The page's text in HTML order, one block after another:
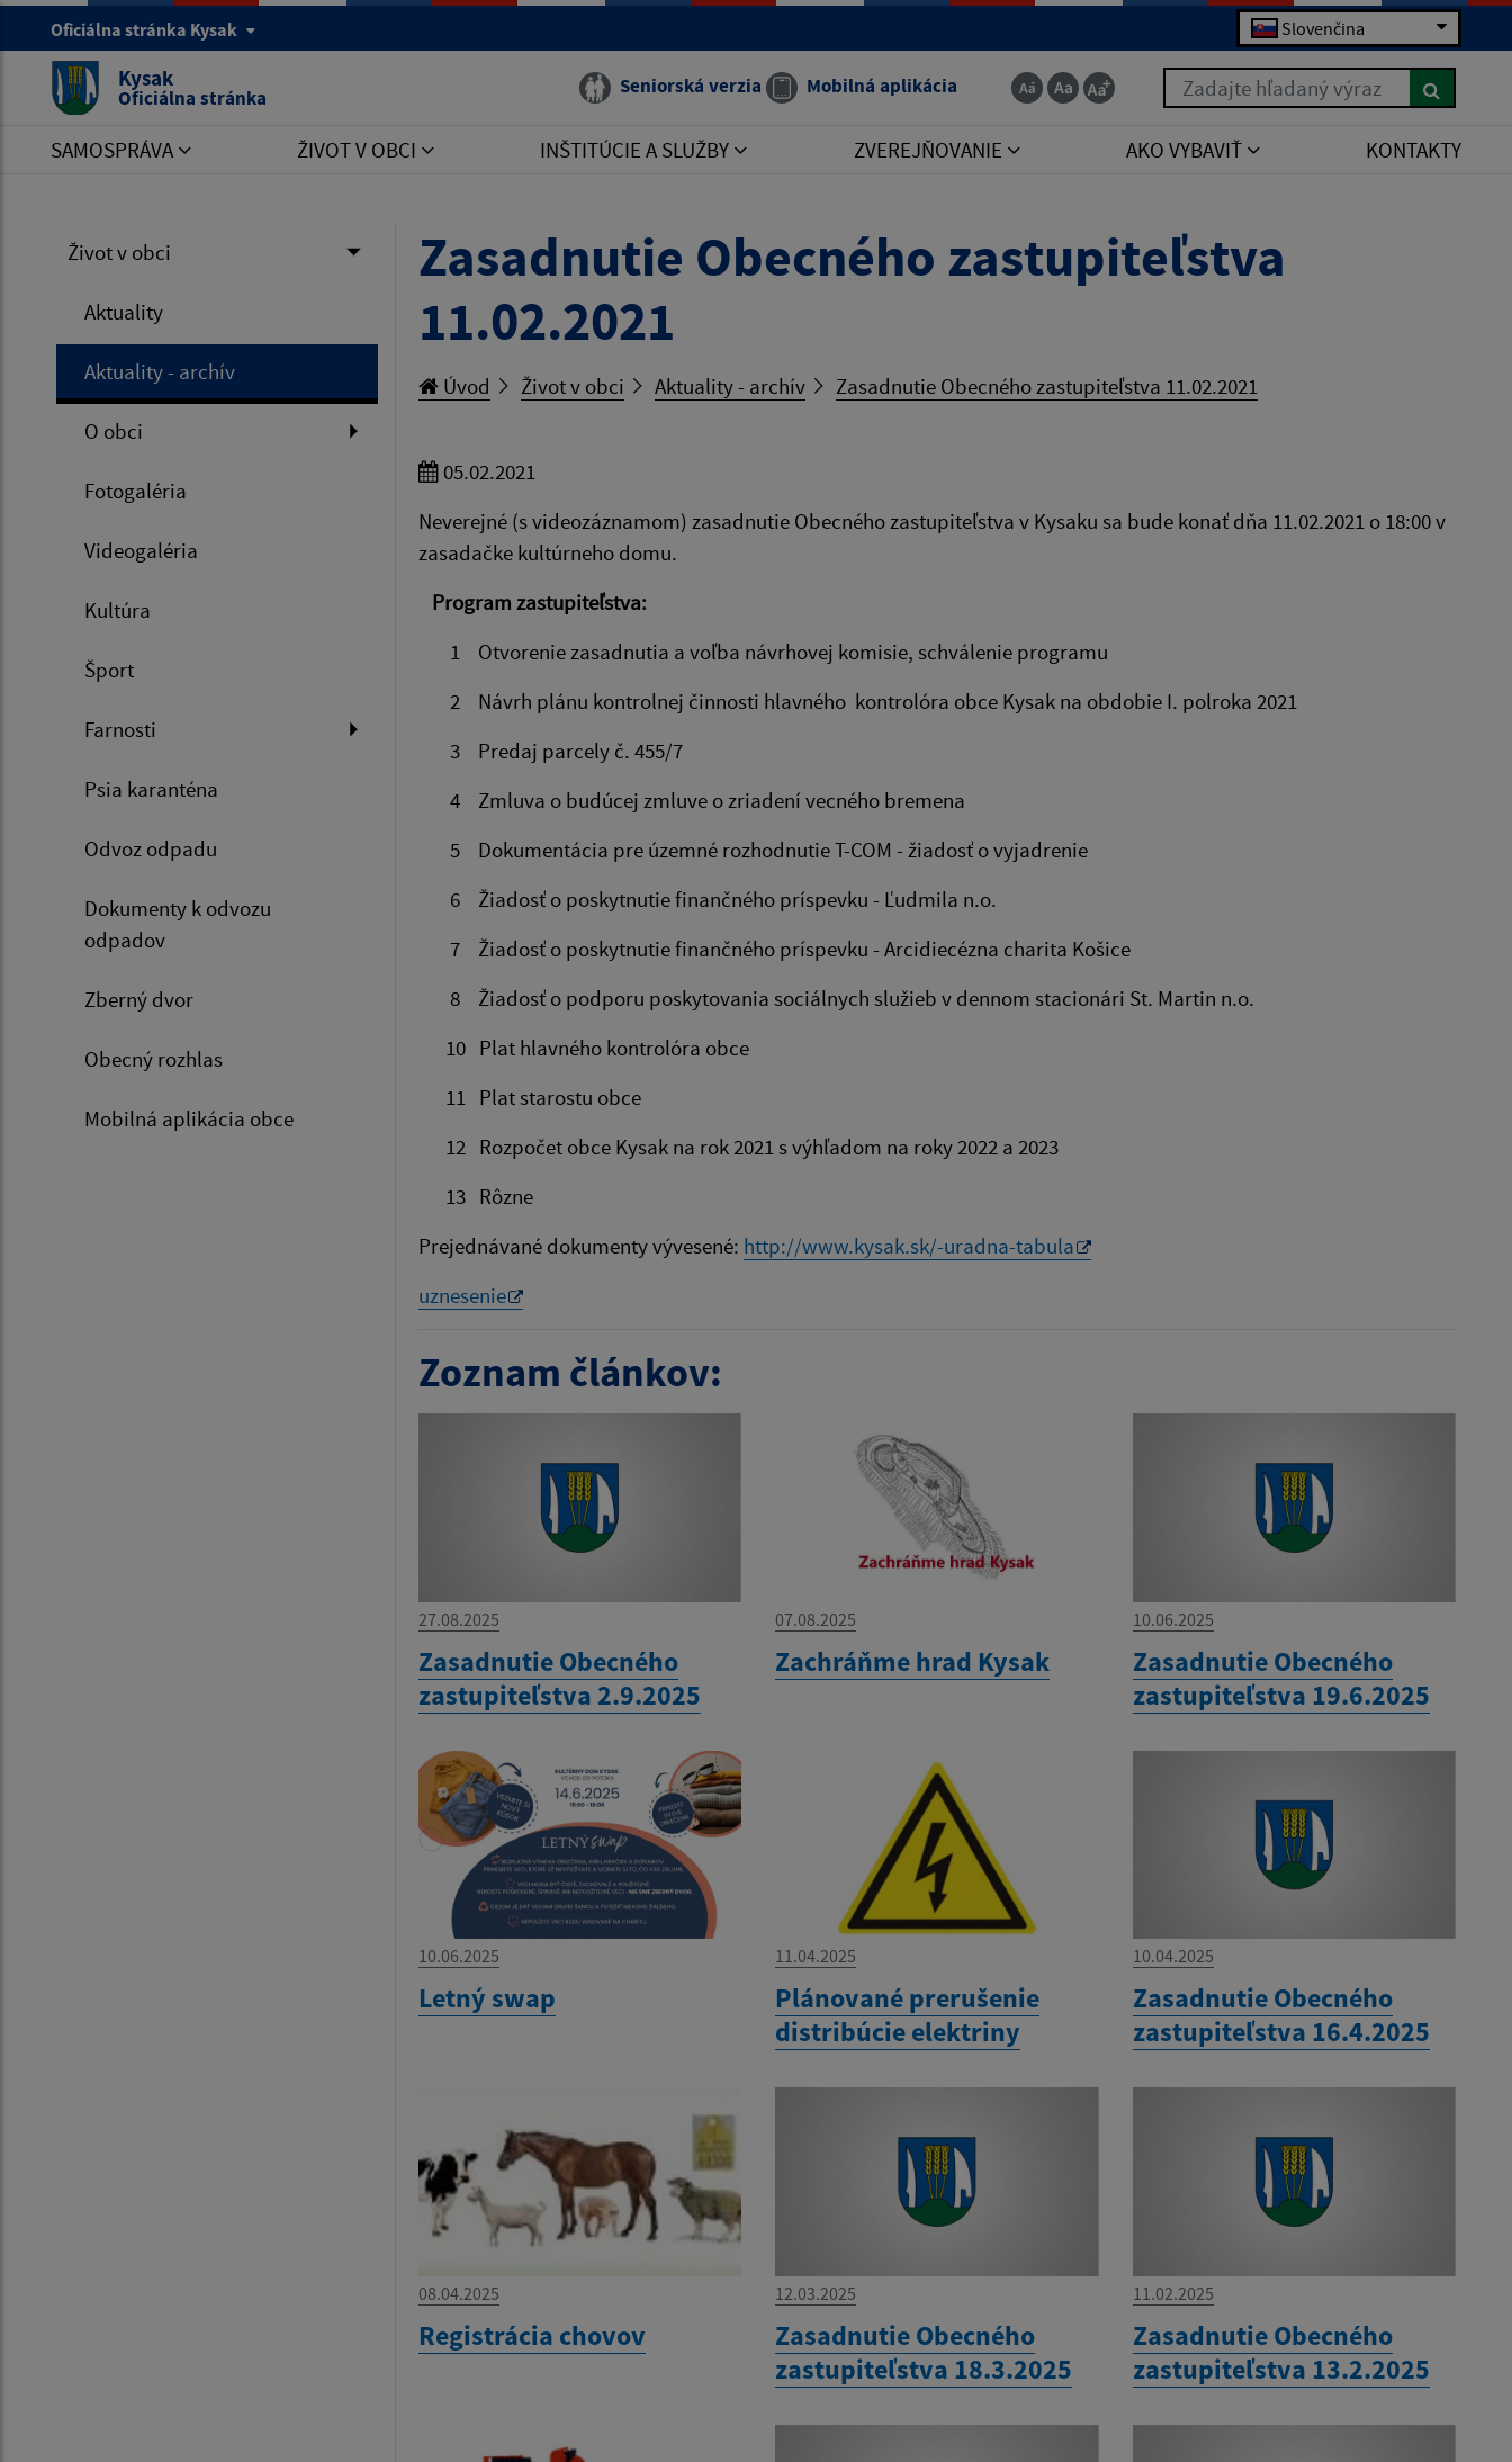
Oficiálna stránka Kysak Slovenčina
Kysak
Oficiálna stránka Seniorská verzia Mobilná aplikácia Zadajte hľadaný výraz
SAMOSPRÁVA ŽIVOT V OBCI INŠTITÚCIE A SLUŽBY ZVEREJŇOVANIE AKO VYBAVIŤ KONTAKTY
Život v obci
Aktuality
Aktuality - archív
O obci
Fotogaléria
Videogaléria
Kultúra
Šport
Farnosti
Psia karanténa
Odvoz odpadu
Dokumenty k odvozu
odpadov
Zberný dvor
Obecný rozhlas
Mobilná aplikácia obce
Zasadnutie Obecného zastupiteľstva
11.02.2021
Úvod Život v obci Aktuality - archív Zasadnutie Obecného zastupiteľstva 11.02.2021
05.02.2021
Neverejné (s videozáznamom) zasadnutie Obecného zastupiteľstva v Kysaku sa bude konať dňa 11.02.2021 o 18:00 v
zasadačke kultúrneho domu.
Program zastupiteľstva:
1 Otvorenie zasadnutia a voľba návrhovej komisie, schválenie programu
2 Návrh plánu kontrolnej činnosti hlavného kontrolóra obce Kysak na obdobie I. polroka 2021
3 Predaj parcely č. 455/7
4 Zmluva o budúcej zmluve o zriadení vecného bremena
5 Dokumentácia pre územné rozhodnutie T-COM - žiadosť o vyjadrenie
6 Žiadosť o poskytnutie finančného príspevku - Ľudmila n.o.
7 Žiadosť o poskytnutie finančného príspevku - Arcidiecézna charita Košice
8 Žiadosť o podporu poskytovania sociálnych služieb v dennom stacionári St. Martin n.o.
10 Plat hlavného kontrolóra obce
11 Plat starostu obce
12 Rozpočet obce Kysak na rok 2021 s výhľadom na roky 2022 a 2023
13 Rôzne
Prejednávané dokumenty vývesené: http://www.kysak.sk/-uradna-tabula
uznesenie
Zoznam článkov:
27.08.2025
Zasadnutie Obecného
zastupiteľstva 2.9.2025
07.08.2025
Zachráňme hrad Kysak
10.06.2025
Zasadnutie Obecného
zastupiteľstva 19.6.2025
10.06.2025
Letný swap
11.04.2025
Plánované prerušenie
distribúcie elektriny
10.04.2025
Zasadnutie Obecného
zastupiteľstva 16.4.2025
08.04.2025
Registrácia chovov
12.03.2025
Zasadnutie Obecného
zastupiteľstva 18.3.2025
11.02.2025
Zasadnutie Obecného
zastupiteľstva 13.2.2025